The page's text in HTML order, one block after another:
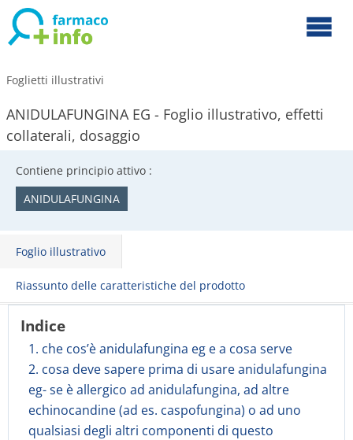
Foglietti illustrativi
ANIDULAFUNGINA EG - Foglio illustrativo, effetti
collaterali, dosaggio
Contiene principio attivo :
ANIDULAFUNGINA
Foglio illustrativo
Riassunto delle caratteristiche del prodotto
Indice
1. che cos’è anidulafungina eg e a cosa serve
2. cosa deve sapere prima di usare anidulafungina
eg- se è allergico ad anidulafungina, ad altre
echinocandine (ad es. caspofungina) o ad uno
qualsiasi degli altri componenti di questo